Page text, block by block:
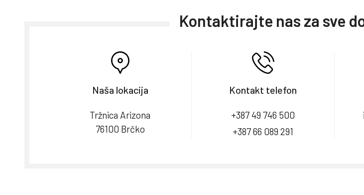
Kontaktirajte nas za sve
Naša lokacija
Tržnica Arizona
76100 Brčko
Kontakt telefon
+387 49 746 500
+387 66 089 291